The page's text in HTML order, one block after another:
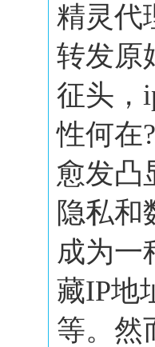
精灵代
转发原
征头，
性何在
愈发凸
隐私和
成为一
藏IP地
等。然